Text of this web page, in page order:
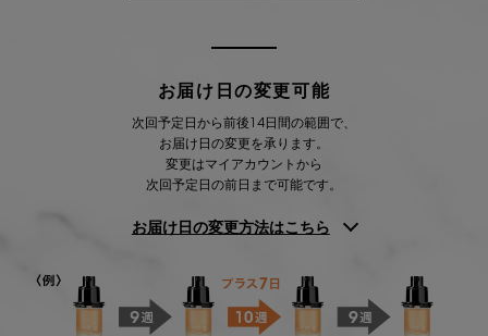
お届け日の変更可能
次回予定日から前後14日間の範囲で、
お届け日の変更を承ります。
変更はマイアカウントから
次回予定日の前日まで可能です。
お届け日の変更方法はこちら